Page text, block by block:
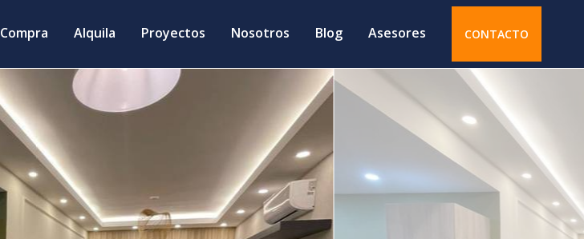
Compra Alquila Proyectos Nosotros Blog Asesores CONTACTO